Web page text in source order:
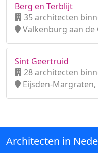
Berg en Terblijt
35 architecten
Valkenburg aan de
Sint Geertruid
28 architecten
Eijsden-
Architecten in